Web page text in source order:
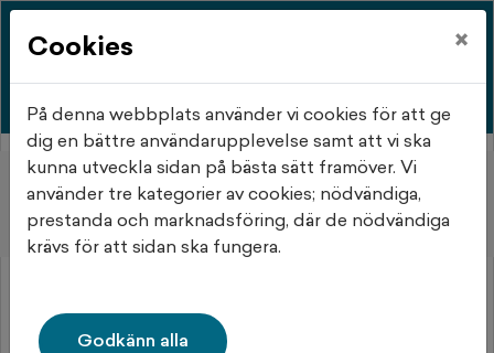
Hem Objektsdetalj
Objektsdetalj
Objektet kan ej visas
Cookies ×
På denna webbplats använder vi cookies för att ge
dig en bättre användarupplevelse samt att vi ska
kunna utveckla sidan på bästa sätt framöver. Vi
använder tre kategorier av cookies; nödvändiga,
prestanda och marknadsföring, där de nödvändiga
krävs för att sidan ska fungera.
Godkänn alla